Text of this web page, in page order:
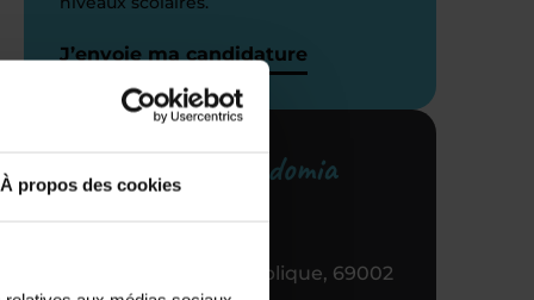
À propos des cookies
J’envoie ma candidature
Votre centre Acadomia
référent
39 RUE de la République, 69002